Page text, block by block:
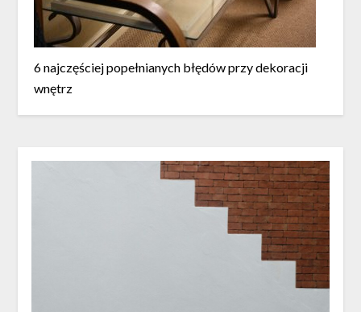
6 najczęściej popełnianych błędów przy dekoracji
wnętrz